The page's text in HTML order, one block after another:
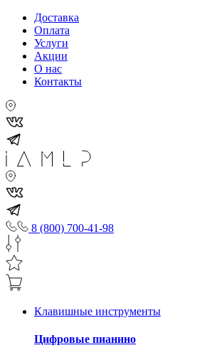
Доставка
Оплата
Услуги
Акции
О нас
Контакты
8 (800) 700-41-98
Клавишные инструменты
Цифровые пианино